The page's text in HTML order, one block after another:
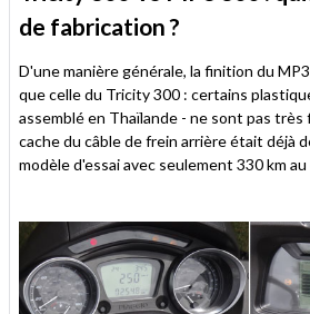
de fabrication ?
D'une manière générale, la finition du
que celle du Tricity 300 : certains
assemblé en Thaïlande - ne sont pas
cache du câble de frein arrière était déjà
modèle d'essai avec seulement 330 km